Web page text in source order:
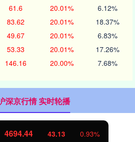
61.6 20.01% 6.12%
83.62 20.01% 18.37%
49.67 20.01% 6.83%
53.33 20.01% 17.26%
146.16 20.00% 7.68%
深京行情 实时轮播
4694.44 43.13 0.93%